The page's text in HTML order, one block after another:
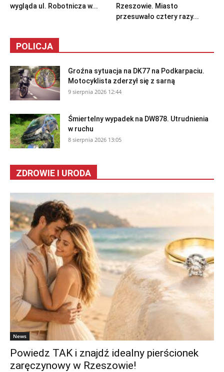
wygląda ul. Robotnicza w...
Rzeszowie. Miasto
przesuwało cztery razy...
POLICJA
Groźna sytuacja na DK77 na Podkarpaciu.
Motocyklista zderzył się z sarną
9 sierpnia 2026 12:44
Śmiertelny wypadek na DW878. Utrudnienia
w ruchu
8 sierpnia 2026 13:05
ZDROWIE I URODA
News
Powiedz TAK i znajdź idealny pierścionek
zaręczynowy w Rzeszowie!